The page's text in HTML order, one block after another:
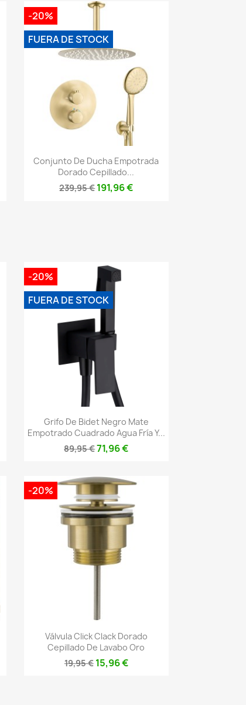
Vista rápida
Conjunto De Ducha Empotrada
Dorado Cepillado...
239,95 €191,96 €
-20%
FUERA DE STOCK
Vista rápida
Grifo De Bidet Negro Mate
Empotrado Cuadrado Agua Fría Y...
89,95 €71,96 €
-20%
FUERA DE STOCK
Vista rápida
Válvula Click Clack Dorado
Cepillado De Lavabo Oro
19,95 € 15,96 €
-20%